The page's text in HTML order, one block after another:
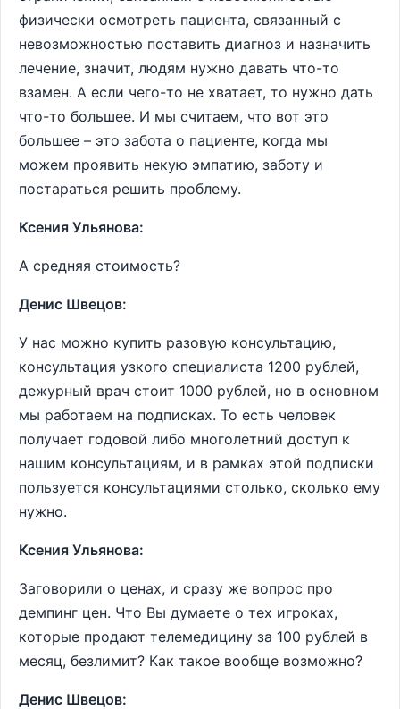
физически осмотреть пациента, связанный с
невозможностью поставить диагноз и назначить
лечение, значит, людям нужно давать что-то
взамен. А если чего-то не хватает, то нужно дать
что-то большее. И мы считаем, что вот это
большее – это забота о пациенте, когда мы
можем проявить некую эмпатию, заботу и
постараться решить проблему.
Ксения Ульянова:
А средняя стоимость?
Денис Швецов:
У нас можно купить разовую консультацию,
консультация узкого специалиста 1200 рублей,
дежурный врач стоит 1000 рублей, но в основном
мы работаем на подписках. То есть человек
получает годовой либо многолетний доступ к
нашим консультациям, и в рамках этой подписки
пользуется консультациями столько, сколько ему
нужно.
Ксения Ульянова:
Заговорили о ценах, и сразу же вопрос про
демпинг цен. Что Вы думаете о тех игроках,
которые продают телемедицину за 100 рублей в
месяц, безлимит? Как такое вообще возможно?
Денис Швецов: